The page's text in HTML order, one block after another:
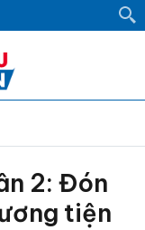
2: Đón
tiện